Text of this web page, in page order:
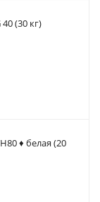
(30 кг)
♦ белая (20